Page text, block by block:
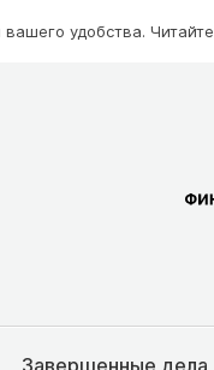
вашего удобства. Читайте
Завершенные дела